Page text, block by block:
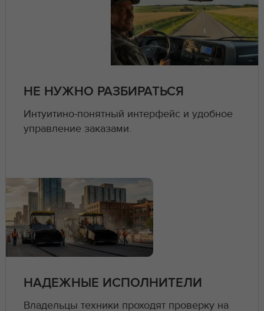
НЕ НУЖНО РАЗБИРАТЬСЯ
Интуитино-понятный интерфейс и удобное
управление заказами.
НАДЕЖНЫЕ ИСПОЛНИТЕЛИ
Владельцы техники проходят проверку на